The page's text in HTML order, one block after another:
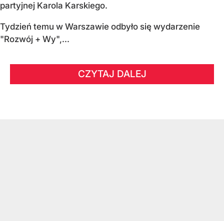
partyjnej Karola Karskiego.
Tydzień temu w Warszawie odbyło się wydarzenie
"Rozwój + Wy",...
CZYTAJ DALEJ